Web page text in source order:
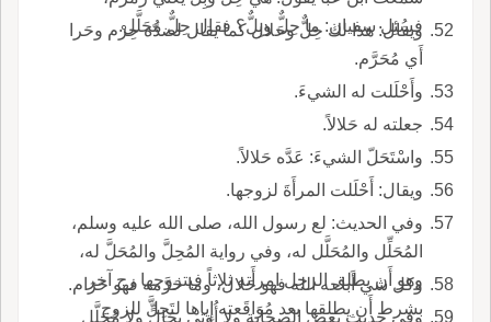
فسُئِل سفيان: ما حِلٌّ وبِلٌّ؟ فقال حِلٌّ مُحَلَّل.
ويقال: هذا لك حِلٌّ وحَلال كما يقال لضدّه حِرْم وحَرا
أَي مُحَرَّم.
وأَحْلَلت له الشيءَ.
جعلته له حَلالاً.
واسْتَحَلّ الشيءَ: عَدَّه حَلالاً.
ويقال: أَحْلَلت المرأَةَ لزوجها.
وفي الحديث: لع رسول الله، صلى الله عليه وسلم،
المُحَلِّل والمُحَلَّل له، وفي رواية المُحِلَّ والمُحَلَّ له،
وهو أَن يطلق الرجل امرأَته ثلاثاً فيتزوجها رج آخر
بشرط أَن يطلقها بعد مُوَاقَعته إِياها لتَحِلَّ للزوج
وكل شي أَباحه الله فهو حَلال، وما حَرَّمه فهو حَرَام.
وفي حديث بعض الصحابة ولا أُوتي بحَالٍّ ولا مُحَلَّل